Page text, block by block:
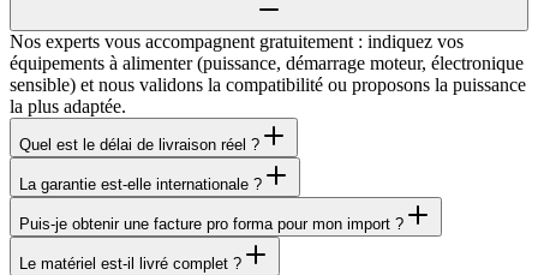
Nos experts vous accompagnent gratuitement : indiquez vos
équipements à alimenter (puissance, démarrage moteur, électronique
sensible) et nous validons la compatibilité ou proposons la puissance
la plus adaptée.
Quel est le délai de livraison réel ?
La garantie est-elle internationale ?
Puis-je obtenir une facture pro forma pour mon import ?
Le matériel est-il livré complet ?